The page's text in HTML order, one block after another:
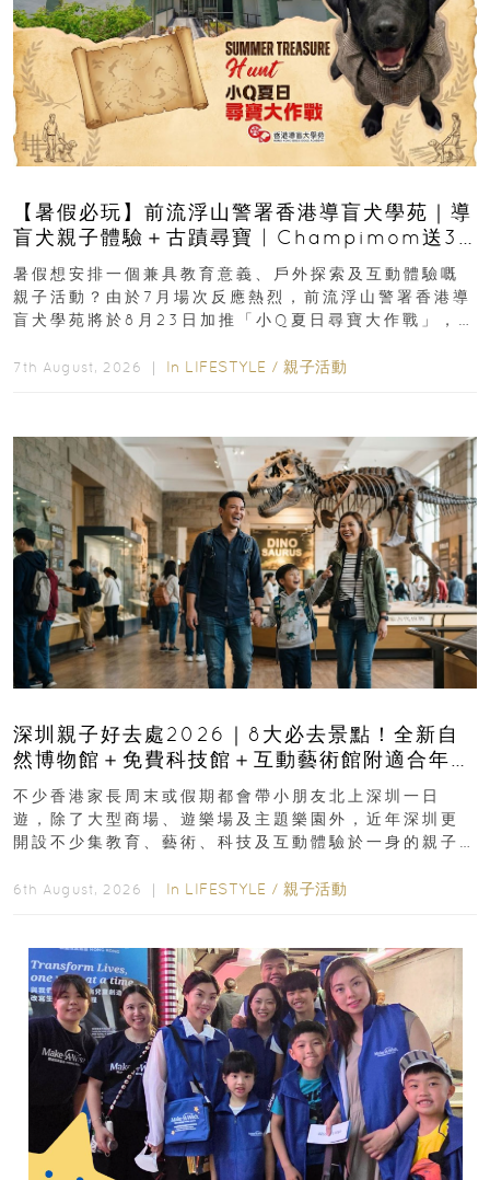
【暑假必玩】前流浮山警署香港導盲犬學苑｜導
盲犬親子體驗＋古蹟尋寶 | Champimom送3
組免費名額
暑假想安排一個兼具教育意義、戶外探索及互動體驗嘅
親子活動？由於7月場次反應熱烈，前流浮山警署香港導
盲犬學苑將於8月23日加推「小Q夏日尋寶大作戰」，家
7th August, 2026 ｜ In LIFESTYLE / 親子活動
深圳親子好去處2026｜8大必去景點！全新自
然博物館＋免費科技館＋互動藝術館附適合年
齡、交通、門票、開放時間
不少香港家長周末或假期都會帶小朋友北上深圳一日
遊，除了大型商場、遊樂場及主題樂園外，近年深圳更
開設不少集教育、藝術、科技及互動體驗於一身的親子
6th August, 2026 ｜ In LIFESTYLE / 親子活動